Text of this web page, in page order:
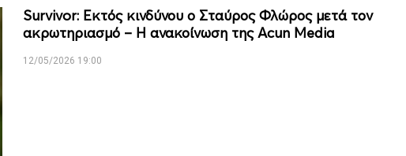
Survivor: Εκτός κινδύνου ο Σταύρος Φλώρος μετά τον
ακρωτηριασμό – Η ανακοίνωση της Acun Media
12/05/2026 19:00